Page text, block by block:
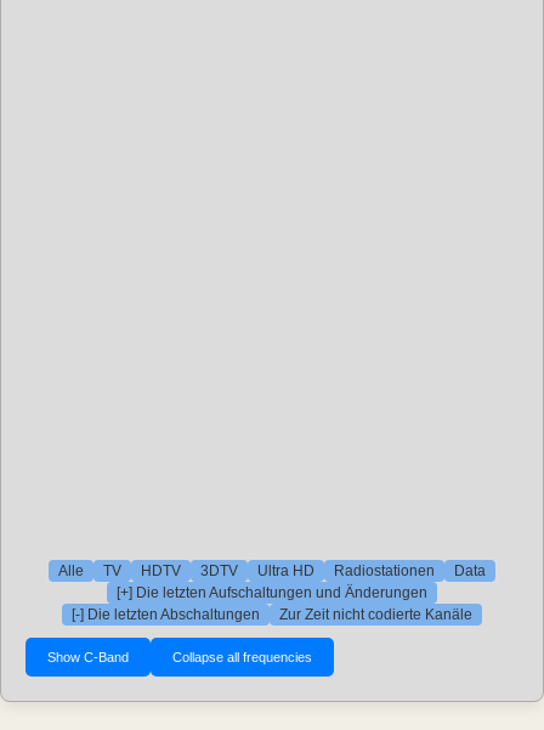
Alle TV HDTV 3DTV Ultra HD Radiostationen
Data
[+] Die letzten Aufschaltungen und Änderungen
[-] Die letzten Abschaltungen
Zur Zeit nicht codierte Kanäle